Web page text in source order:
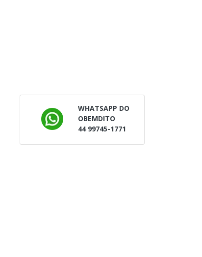
WHATSAPP DO
OBEMDITO
44 99745-1771